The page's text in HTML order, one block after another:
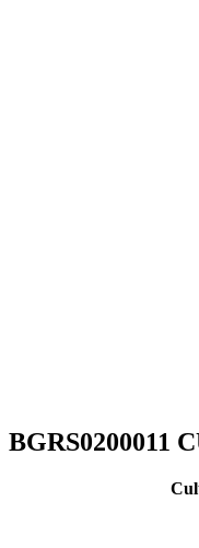
BGRS0200011